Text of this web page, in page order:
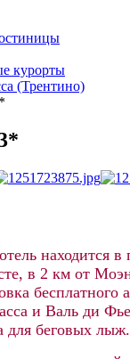
курорты
(Трентино)
отель находится
в 2 км от
и Валь ди
для беговых лыж.